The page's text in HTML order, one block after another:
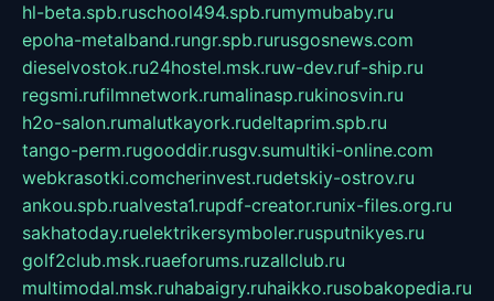
hl-beta.spb.ruschool494.spb.rumymubaby.ru
epoha-metalband.rungr.spb.rurusgosnews.com
dieselvostok.ru24hostel.msk.ruw-dev.ruf-ship.ru
regsmi.rufilmnetwork.rumalinasp.rukinosvin.ru
h2o-salon.rumalutkayork.rudeltaprim.spb.ru
tango-perm.rugooddir.rusgv.sumultiki-online.com
webkrasotki.comcherinvest.rudetskiy-ostrov.ru
ankou.spb.rualvesta1.rupdf-creator.runix-files.org.ru
sakhatoday.ruelektrikersymboler.rusputnikyes.ru
golf2club.msk.ruaeforums.ruzallclub.ru
multimodal.msk.ruhabaigry.ruhaikko.rusobakopedia.ru